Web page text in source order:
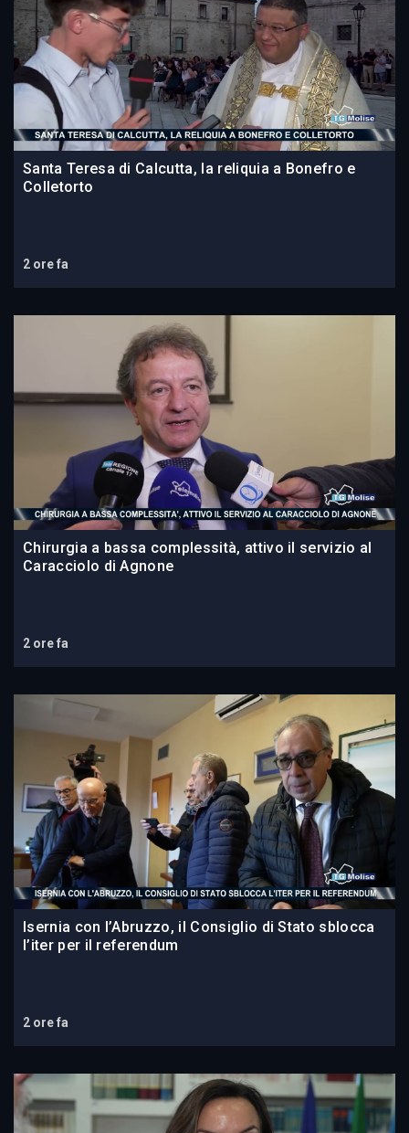
Santa Teresa di Calcutta, la reliquia a Bonefro e
Colletorto
2 ore fa
Chirurgia a bassa complessità, attivo il servizio al
Caracciolo di Agnone
2 ore fa
Isernia con l’Abruzzo, il Consiglio di Stato sblocca
l’iter per il referendum
2 ore fa